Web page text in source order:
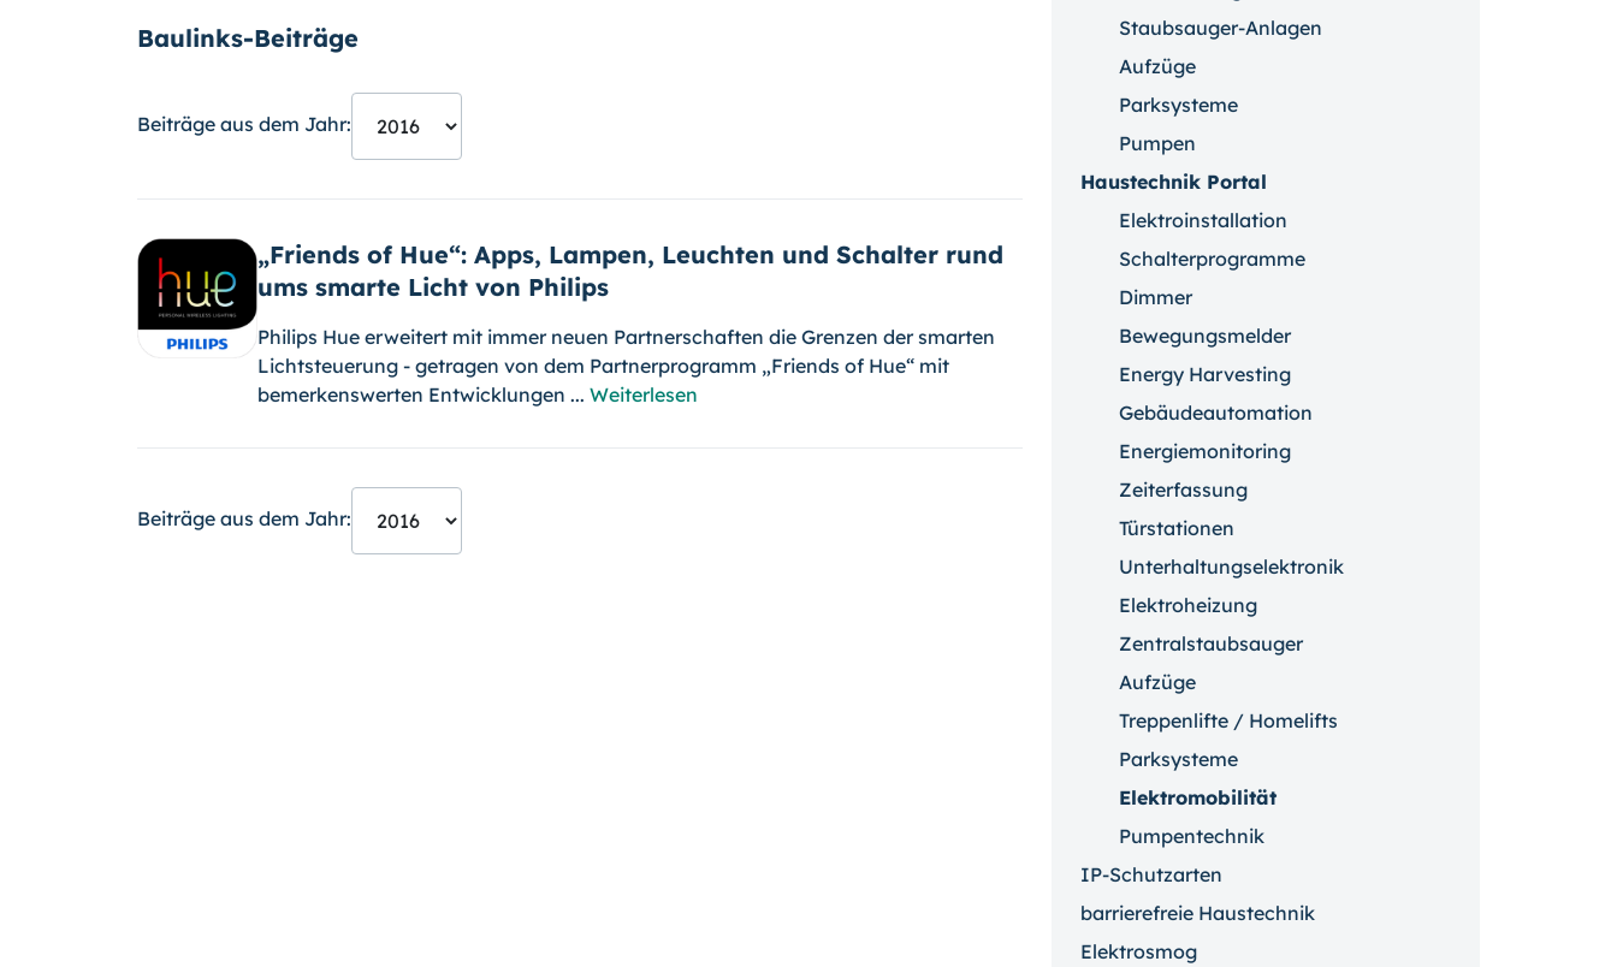
Baulinks-Beiträge
Beiträge aus dem Jahr:
„Friends of Hue“: Apps, Lampen, Leuchten und Schalter rund
ums smarte Licht von Philips
Philips Hue erweitert mit immer neuen Partnerschaften die Grenzen der smarten
Licht­steuerung - getragen von dem Partnerprogramm „Friends of Hue“ mit
bemerkenswerten Entwicklungen ... Weiterlesen
Beiträge aus dem Jahr:
Staubsauger-Anlagen
Aufzüge
Parksysteme
Pumpen
Haustechnik Portal
Elektroinstallation
Schalterprogramme
Dimmer
Bewegungsmelder
Energy Harvesting
Gebäudeautomation
Energiemonitoring
Zeiterfassung
Türstationen
Unterhaltungselektronik
Elektroheizung
Zentralstaubsauger
Aufzüge
Treppenlifte / Homelifts
Parksysteme
Elektromobilität
Pumpentechnik
IP-Schutzarten
barrierefreie Haustechnik
Elektrosmog